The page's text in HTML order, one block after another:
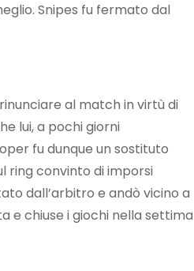
Snipes fu fermato dal
al match in virtù di
lui, a pochi giorni
fu dunque un sostituto
ring convinto di imporsi
dall’arbitro e andò vicino a
e chiuse i giochi nella settima